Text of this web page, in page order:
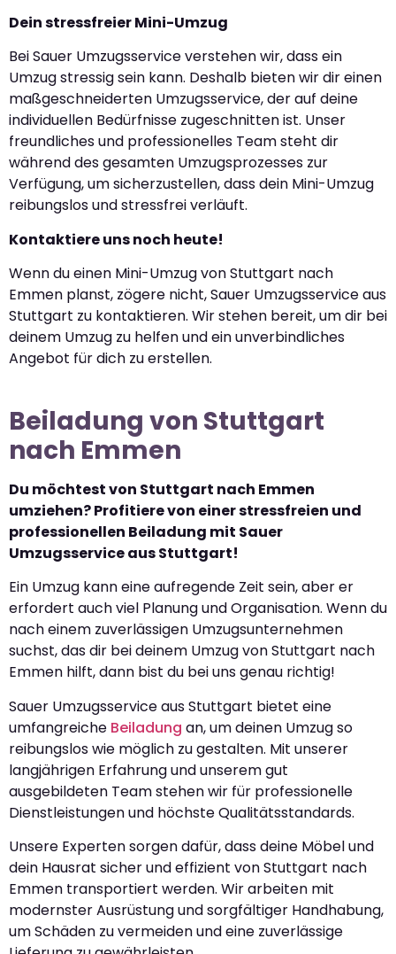
Dein stressfreier Mini-Umzug
Bei Sauer Umzugsservice verstehen wir, dass ein
Umzug stressig sein kann. Deshalb bieten wir dir einen
maßgeschneiderten Umzugsservice, der auf deine
individuellen Bedürfnisse zugeschnitten ist. Unser
freundliches und professionelles Team steht dir
während des gesamten Umzugsprozesses zur
Verfügung, um sicherzustellen, dass dein Mini-Umzug
reibungslos und stressfrei verläuft.
Kontaktiere uns noch heute!
Wenn du einen Mini-Umzug von Stuttgart nach
Emmen planst, zögere nicht, Sauer Umzugsservice aus
Stuttgart zu kontaktieren. Wir stehen bereit, um dir bei
deinem Umzug zu helfen und ein unverbindliches
Angebot für dich zu erstellen.
Beiladung von Stuttgart
nach Emmen
Du möchtest von Stuttgart nach Emmen
umziehen? Profitiere von einer stressfreien und
professionellen Beiladung mit Sauer
Umzugsservice aus Stuttgart!
Ein Umzug kann eine aufregende Zeit sein, aber er
erfordert auch viel Planung und Organisation. Wenn du
nach einem zuverlässigen Umzugsunternehmen
suchst, das dir bei deinem Umzug von Stuttgart nach
Emmen hilft, dann bist du bei uns genau richtig!
Sauer Umzugsservice aus Stuttgart bietet eine
umfangreiche Beiladung an, um deinen Umzug so
reibungslos wie möglich zu gestalten. Mit unserer
langjährigen Erfahrung und unserem gut
ausgebildeten Team stehen wir für professionelle
Dienstleistungen und höchste Qualitätsstandards.
Unsere Experten sorgen dafür, dass deine Möbel und
dein Hausrat sicher und effizient von Stuttgart nach
Emmen transportiert werden. Wir arbeiten mit
modernster Ausrüstung und sorgfältiger Handhabung,
um Schäden zu vermeiden und eine zuverlässige